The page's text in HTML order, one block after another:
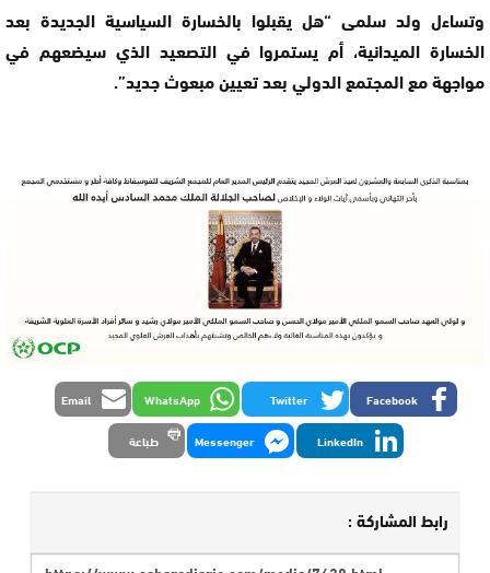
وتساءل ولد سلمى “هل يقبلوا بالخسارة السياسية الجديدة بعد
الخسارة الميدانية، أم يستمروا في التصعيد الذي سيضعهم في
مواجهة مع المجتمع الدولي بعد تعيين مبعوث جديد”.
Facebook
Twitter
WhatsApp
Email
LinkedIn
Messenger طباعة
رابط المشاركة :